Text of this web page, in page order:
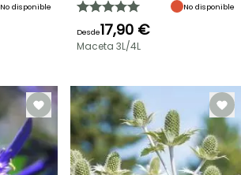
No disponible No disponible
Desde17,90 €
Maceta 3L/4L